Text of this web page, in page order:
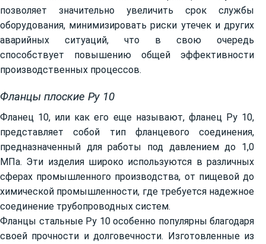
позволяет значительно увеличить срок службы
оборудования, минимизировать риски утечек и других
аварийных ситуаций, что в свою очередь
способствует повышению общей эффективности
производственных процессов.
Фланцы плоские Ру 10
Фланец 10, или как его еще называют, фланец Ру 10,
представляет собой тип фланцевого соединения,
предназначенный для работы под давлением до 1,0
МПа. Эти изделия широко используются в различных
сферах промышленного производства, от пищевой до
химической промышленности, где требуется надежное
соединение трубопроводных систем.
Фланцы стальные Ру 10 особенно популярны благодаря
своей прочности и долговечности. Изготовленные из